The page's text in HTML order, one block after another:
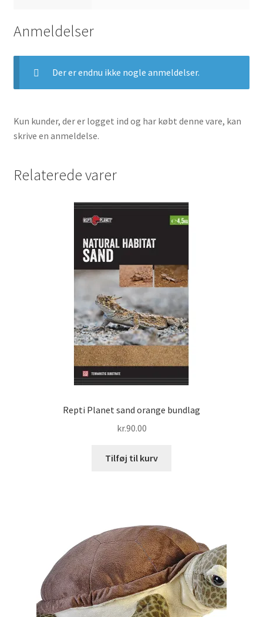
Anmeldelser
Der er endnu ikke nogle anmeldelser.
Kun kunder, der er logget ind og har købt denne vare, kan
skrive en anmeldelse.
Relaterede varer
Repti Planet sand orange bundlag
kr.90.00
Tilføj til kurv